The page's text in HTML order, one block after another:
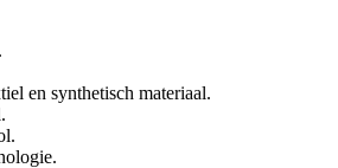
en synthetisch materiaal.